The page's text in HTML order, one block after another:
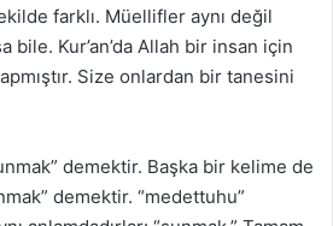
farklı. Müellifler aynı değil
bile. Kur’an’da Allah bir insan için
Size onlardan bir tanesini
demektir. Başka bir kelime de
demektir. “medettuhu”